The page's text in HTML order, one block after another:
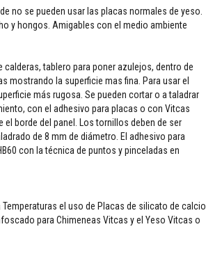
no se pueden usar las placas normales de yeso.
y hongos. Amigables con el medio ambiente
tablero para poner azulejos, dentro de
mostrando la superficie mas fina. Para usar el
más rugosa. Se pueden cortar o a taladrar
con el adhesivo para placas o con Vitcas
el borde del panel. Los tornillos deben de ser
de 8 mm de diámetro. El adhesivo para
con la técnica de puntos y pinceladas en
el uso de Placas de silicato de calcio
para Chimeneas Vitcas y el Yeso Vitcas o